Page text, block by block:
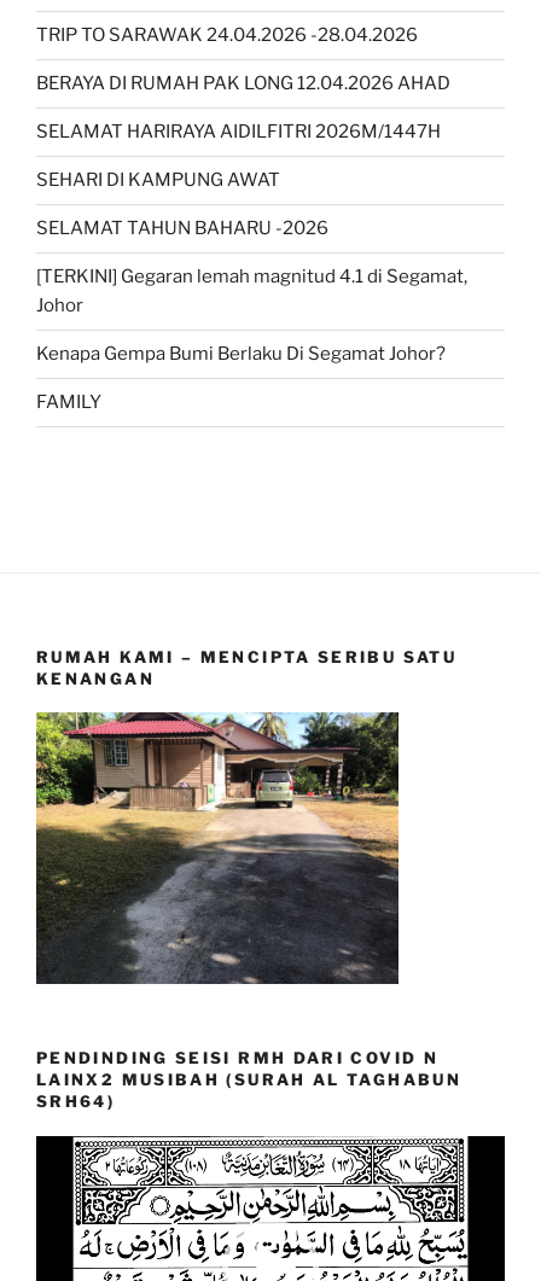
TRIP TO SARAWAK 24.04.2026 -28.04.2026
BERAYA DI RUMAH PAK LONG 12.04.2026 AHAD
SELAMAT HARIRAYA AIDILFITRI 2026M/1447H
SEHARI DI KAMPUNG AWAT
SELAMAT TAHUN BAHARU -2026
[TERKINI] Gegaran lemah magnitud 4.1 di Segamat,
Johor
Kenapa Gempa Bumi Berlaku Di Segamat Johor?
FAMILY
RUMAH KAMI – MENCIPTA SERIBU SATU
KENANGAN
PENDINDING SEISI RMH DARI COVID N
LAINX2 MUSIBAH (SURAH AL TAGHABUN
SRH64)
Video
Player